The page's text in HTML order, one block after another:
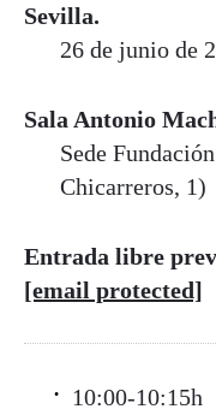
Sevilla.
26 de junio de
Sala Antonio
Sede
Chicarreros, 1)
Entrada libre
[email protected]
10:00-10:15h